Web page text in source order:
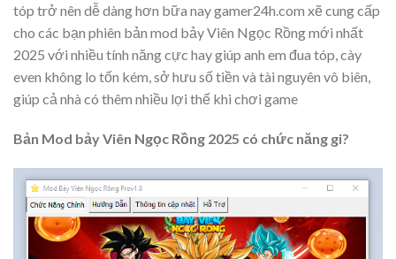
tóp trở nên dễ dàng hơn bữa nay gamer24h.com xẽ cung cấp
cho các bạn phiên bản mod bảy Viên Ngọc Rồng mới nhất
2025 với nhiều tính năng cực hay giúp anh em đua tóp, cày
even không lo tốn kém, sở hưu số tiền và tài nguyên vô biên,
giúp cả nhà có thêm nhiều lợi thế khi chơi game
Bản Mod bảy Viên Ngọc Rồng 2025 có chức năng gi?